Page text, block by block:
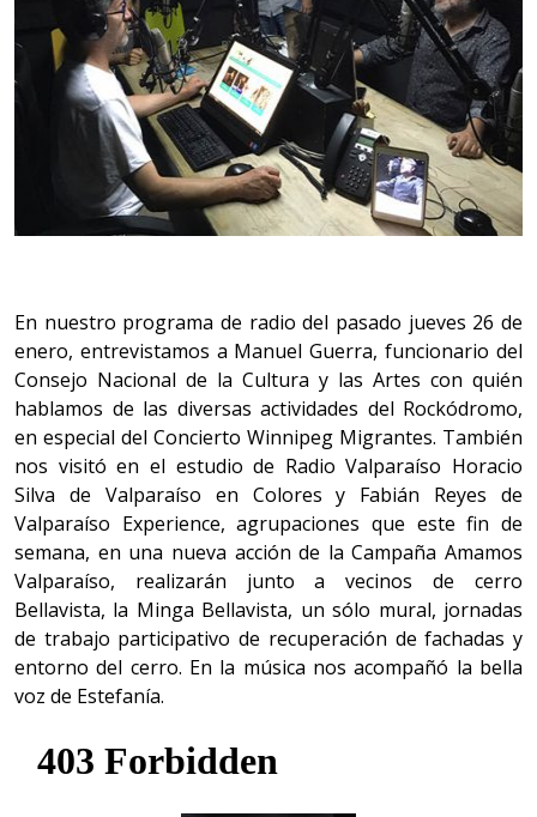
En nuestro programa de radio del pasado jueves 26 de
enero, entrevistamos a Manuel Guerra, funcionario del
Consejo Nacional de la Cultura y las Artes con quién
hablamos de las diversas actividades del Rockódromo,
en especial del Concierto Winnipeg Migrantes. También
nos visitó en el estudio de Radio Valparaíso Horacio
Silva de Valparaíso en Colores y Fabián Reyes de
Valparaíso Experience, agrupaciones que este fin de
semana, en una nueva acción de la Campaña Amamos
Valparaíso, realizarán junto a vecinos de cerro
Bellavista, la Minga Bellavista, un sólo mural, jornadas
de trabajo participativo de recuperación de fachadas y
entorno del cerro. En la música nos acompañó la bella
voz de Estefanía.